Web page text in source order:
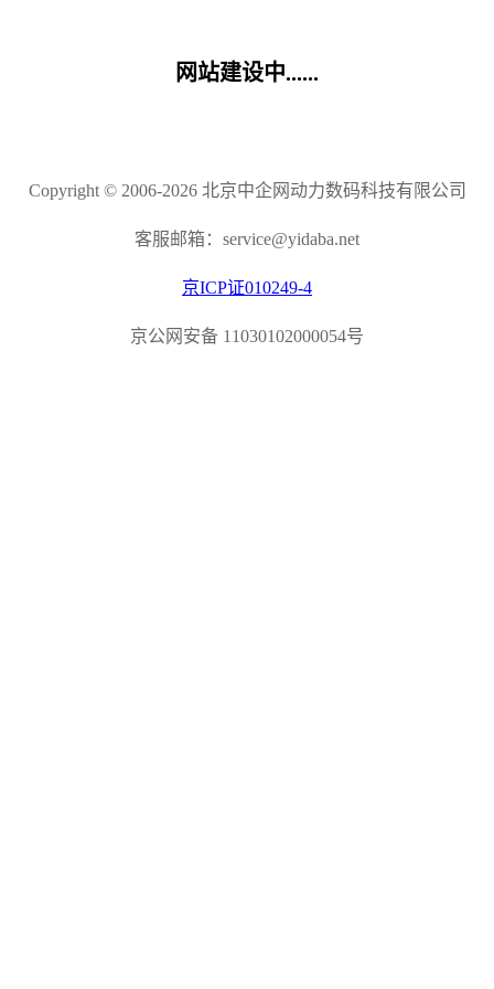
网站建设中......
Copyright © 2006-2026 北京中企网动力数码科技有限公司
客服邮箱：service@yidaba.net
京ICP证010249-4
京公网安备 11030102000054号